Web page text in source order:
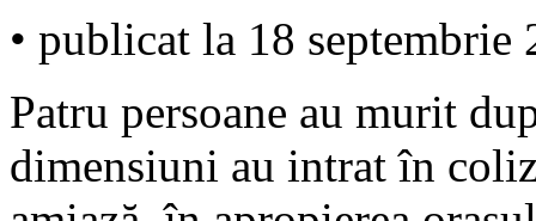
• publicat la 18 septembrie
Patru persoane au murit
dimensiuni au intrat în